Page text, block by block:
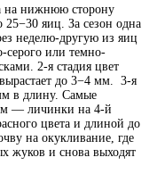
на нижнюю сторону
яиц. За сезон одна
неделю-другую из яиц
серого или темно-
2-я стадия цвет
до 3−4 мм. 3-я
в длину. Самые
— личинки на 4-й
цвета и длиной до
на окукливание, где
жуков и снова выходят